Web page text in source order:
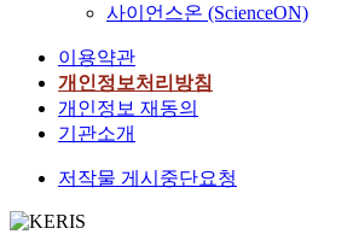
사이언스온 (ScienceON)
이용약관
개인정보처리방침
개인정보 재동의
기관소개
저작물 게시중단요청